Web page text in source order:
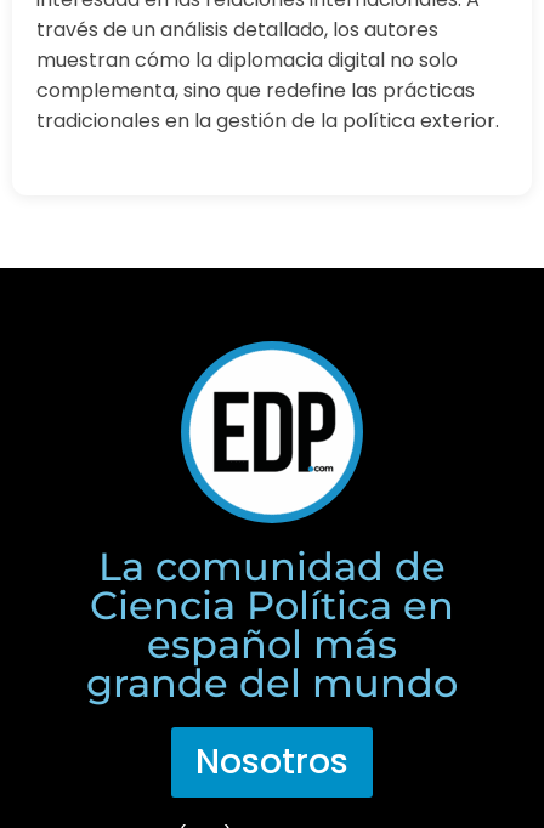
través de un análisis detallado, los autores
muestran cómo la diplomacia digital no solo
complementa, sino que redefine las prácticas
tradicionales en la gestión de la política exterior.
La comunidad de
Ciencia Política en
español más
grande del mundo
Nosotros